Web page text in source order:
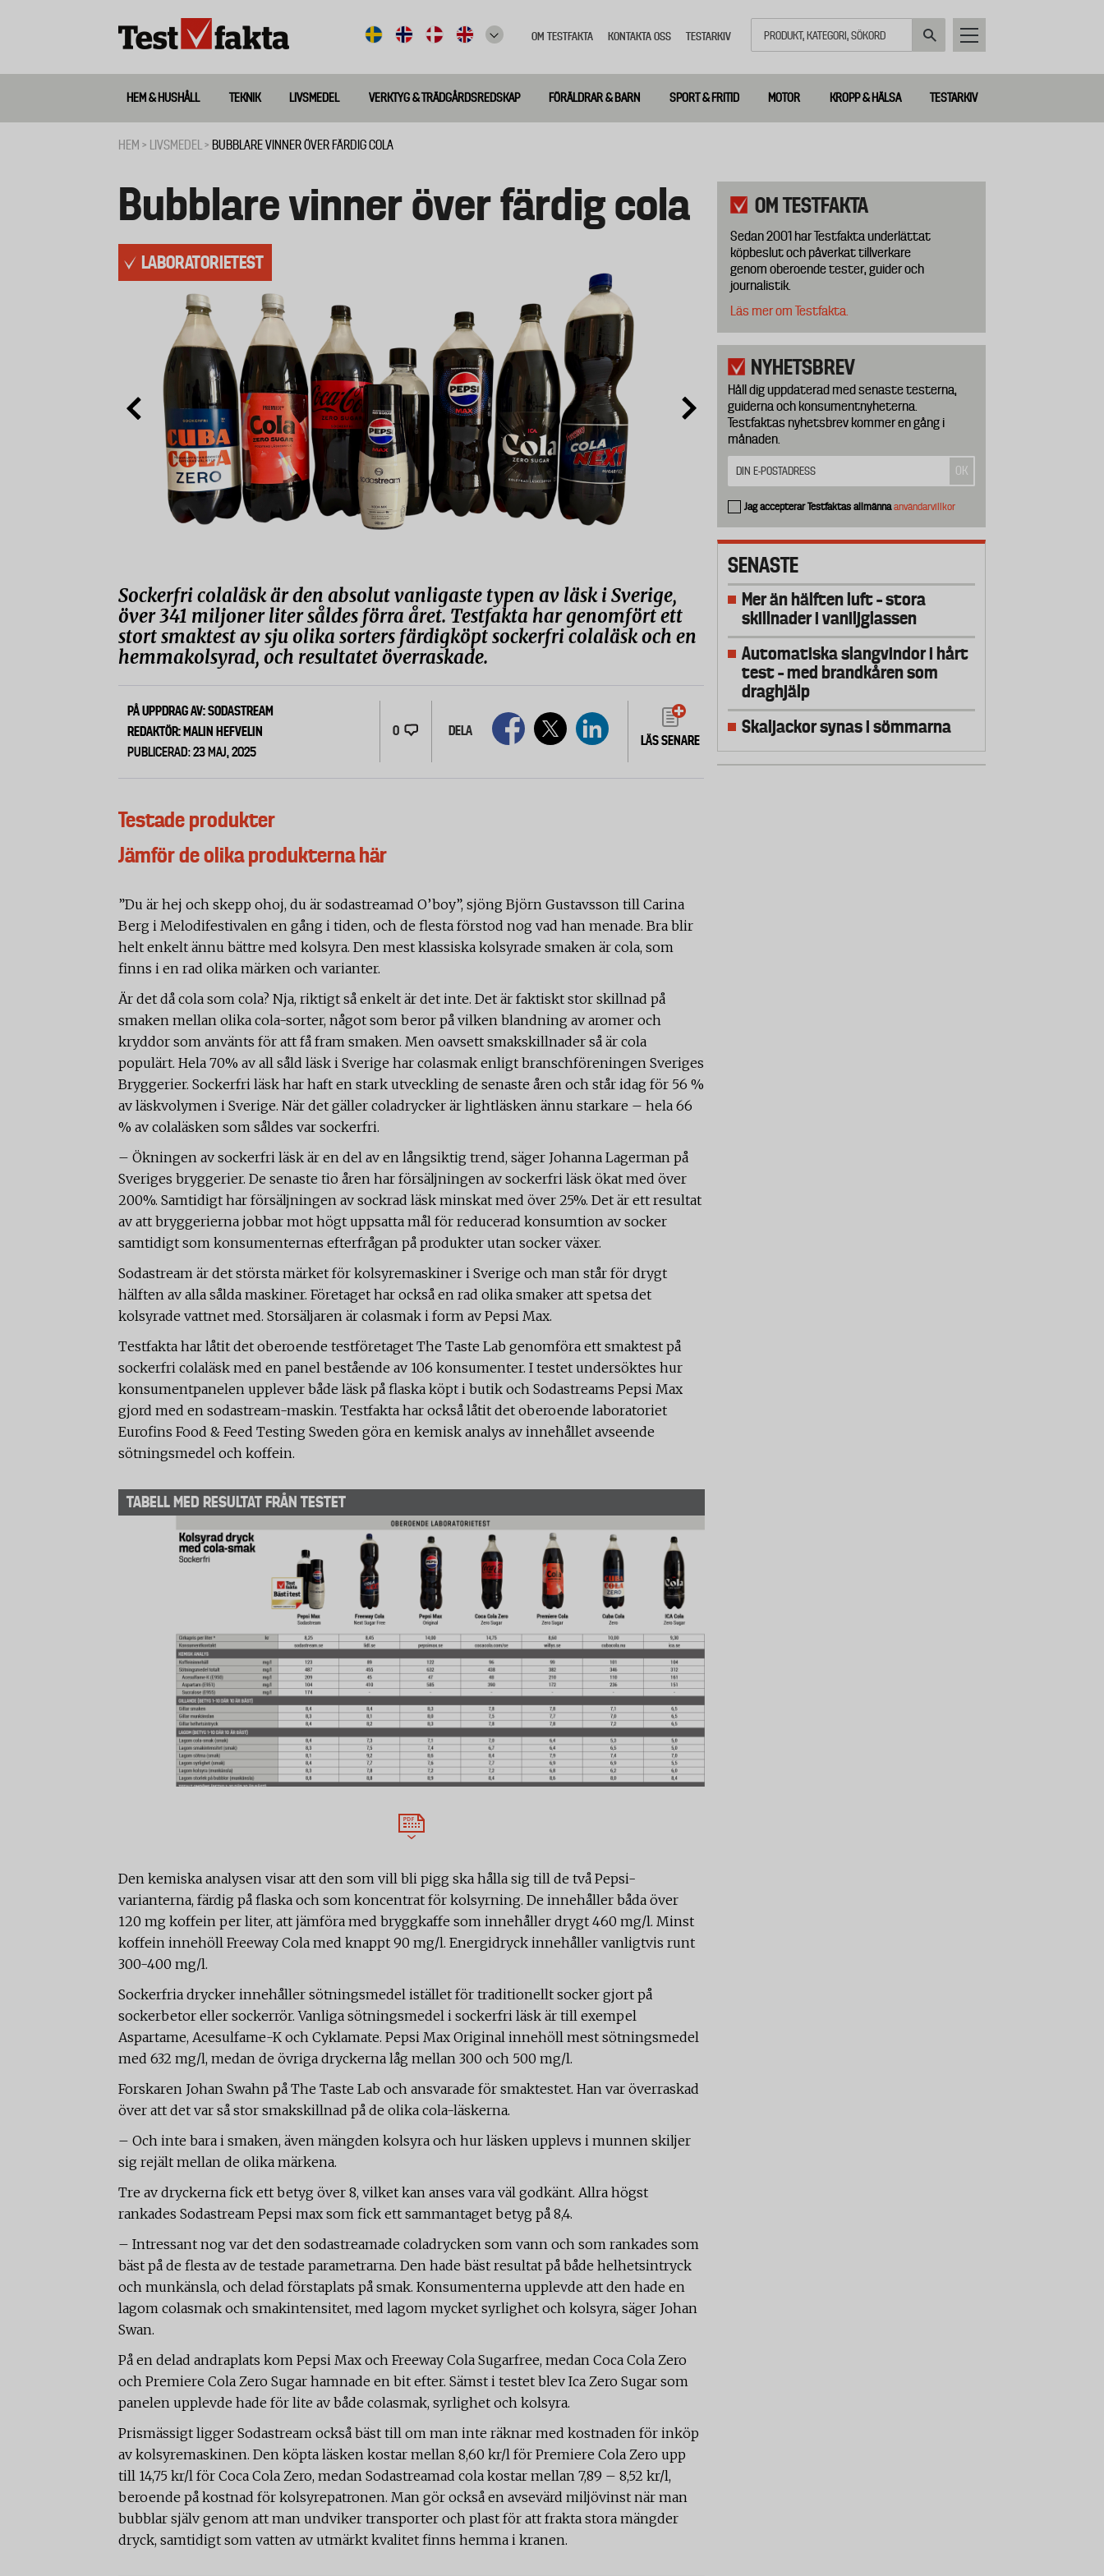
meny
OM TESTFAKTA KONTAKTA OSS TESTARKIV
Huvudmeny
ny
HEM & HUSHÅLL TEKNIK LIVSMEDEL VERKTYG & TRÄDGÅRDSREDSKAP FÖRÄLDRAR & BARN SPORT & FRITID MOTOR KROPP & HÄLSA TESTARKIV
HEM LIVSMEDEL BUBBLARE VINNER ÖVER FÄRDIG COLA
Bubblare vinner över färdig cola
LABORATORIETEST
Sockerfri colaläsk är den absolut vanligaste typen av läsk i Sverige,
över 341 miljoner liter såldes förra året. Testfakta har genomfört ett
stort smaktest av sju olika sorters färdigköpt sockerfri colaläsk och en
hemmakolsyrad, och resultatet överraskade.
PÅ UPPDRAG AV: SODASTREAM
REDAKTÖR: MALIN HEFVELIN
PUBLICERAD: 23 MAJ, 2025
0 DELA
LÄS SENARE
Testade produkter
Jämför de olika produkterna här
”Du är hej och skepp ohoj, du är sodastreamad O’boy”, sjöng Björn Gustavsson till Carina
Berg i Melodifestivalen en gång i tiden, och de flesta förstod nog vad han menade. Bra blir
helt enkelt ännu bättre med kolsyra. Den mest klassiska kolsyrade smaken är cola, som
finns i en rad olika märken och varianter.
Är det då cola som cola? Nja, riktigt så enkelt är det inte. Det är faktiskt stor skillnad på
smaken mellan olika cola-sorter, något som beror på vilken blandning av aromer och
kryddor som använts för att få fram smaken. Men oavsett smakskillnader så är cola
populärt. Hela 70% av all såld läsk i Sverige har colasmak enligt branschföreningen Sveriges
Bryggerier. Sockerfri läsk har haft en stark utveckling de senaste åren och står idag för 56 %
av läskvolymen i Sverige. När det gäller coladrycker är lightläsken ännu starkare – hela 66
% av colaläsken som såldes var sockerfri.
– Ökningen av sockerfri läsk är en del av en långsiktig trend, säger Johanna Lagerman på
Sveriges bryggerier. De senaste tio åren har försäljningen av sockerfri läsk ökat med över
200%. Samtidigt har försäljningen av sockrad läsk minskat med över 25%. Det är ett resultat
av att bryggerierna jobbar mot högt uppsatta mål för reducerad konsumtion av socker
samtidigt som konsumenternas efterfrågan på produkter utan socker växer.
Sodastream är det största märket för kolsyremaskiner i Sverige och man står för drygt
hälften av alla sålda maskiner. Företaget har också en rad olika smaker att spetsa det
kolsyrade vattnet med. Storsäljaren är colasmak i form av Pepsi Max.
Testfakta har låtit det oberoende testföretaget The Taste Lab genomföra ett smaktest på
sockerfri colaläsk med en panel bestående av 106 konsumenter. I testet undersöktes hur
konsumentpanelen upplever både läsk på flaska köpt i butik och Sodastreams Pepsi Max
gjord med en sodastream-maskin. Testfakta har också låtit det oberoende laboratoriet
Eurofins Food & Feed Testing Sweden göra en kemisk analys av innehållet avseende
sötningsmedel och koffein.
TABELL MED RESULTAT FRÅN TESTET
Den kemiska analysen visar att den som vill bli pigg ska hålla sig till de två Pepsi-
varianterna, färdig på flaska och som koncentrat för kolsyrning. De innehåller båda över
120 mg koffein per liter, att jämföra med bryggkaffe som innehåller drygt 460 mg/l. Minst
koffein innehöll Freeway Cola med knappt 90 mg/l. Energidryck innehåller vanligtvis runt
300-400 mg/l.
Sockerfria drycker innehåller sötningsmedel istället för traditionellt socker gjort på
sockerbetor eller sockerrör. Vanliga sötningsmedel i sockerfri läsk är till exempel
Aspartame, Acesulfame-K och Cyklamate. Pepsi Max Original innehöll mest sötningsmedel
med 632 mg/l, medan de övriga dryckerna låg mellan 300 och 500 mg/l.
Forskaren Johan Swahn på The Taste Lab och ansvarade för smaktestet. Han var överraskad
över att det var så stor smakskillnad på de olika cola-läskerna.
– Och inte bara i smaken, även mängden kolsyra och hur läsken upplevs i munnen skiljer
sig rejält mellan de olika märkena.
Tre av dryckerna fick ett betyg över 8, vilket kan anses vara väl godkänt. Allra högst
rankades Sodastream Pepsi max som fick ett sammantaget betyg på 8,4.
– Intressant nog var det den sodastreamade coladrycken som vann och som rankades som
bäst på de flesta av de testade parametrarna. Den hade bäst resultat på både helhetsintryck
och munkänsla, och delad förstaplats på smak. Konsumenterna upplevde att den hade en
lagom colasmak och smakintensitet, med lagom mycket syrlighet och kolsyra, säger Johan
Swan.
På en delad andraplats kom Pepsi Max och Freeway Cola Sugarfree, medan Coca Cola Zero
och Premiere Cola Zero Sugar hamnade en bit efter. Sämst i testet blev Ica Zero Sugar som
panelen upplevde hade för lite av både colasmak, syrlighet och kolsyra.
Prismässigt ligger Sodastream också bäst till om man inte räknar med kostnaden för inköp
av kolsyremaskinen. Den köpta läsken kostar mellan 8,60 kr/l för Premiere Cola Zero upp
till 14,75 kr/l för Coca Cola Zero, medan Sodastreamad cola kostar mellan 7,89 – 8,52 kr/l,
beroende på kostnad för kolsyrepatronen. Man gör också en avsevärd miljövinst när man
bubblar själv genom att man undviker transporter och plast för att frakta stora mängder
dryck, samtidigt som vatten av utmärkt kvalitet finns hemma i kranen.
OM TESTFAKTA
Sedan 2001 har Testfakta underlättat
köpbeslut och påverkat tillverkare
genom oberoende tester, guider och
journalistik.
Läs mer om Testfakta.
NYHETSBREV
Håll dig uppdaterad med senaste testerna,
guiderna och konsumentnyheterna.
Testfaktas nyhetsbrev kommer en gång i
månaden.
Jag accepterar Testfaktas allmännaanvändarvillkor
SENASTE
Mer än hälften luft – stora
skillnader i vaniljglassen
Automatiska slangvindor i hårt
test – med brandkåren som
draghjälp
Skaljackor synas i sömmarna